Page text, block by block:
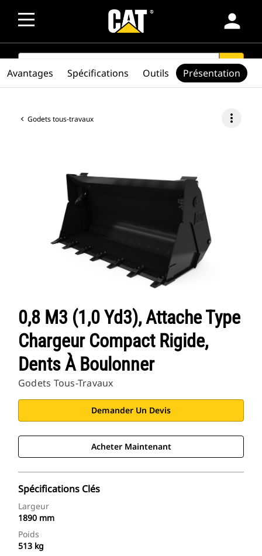
person
SEARCH search
Godets tous-travaux more_vert
0,8 M3 (1,0 Yd3), Attache Type
Chargeur Compact Rigide,
Dents À Boulonner
Godets Tous-Travaux
Demander Un Devis
Acheter Maintenant
Spécifications Clés
Largeur
1890 mm
Poids
513 kg
Avantages Spécifications Outils Présentation